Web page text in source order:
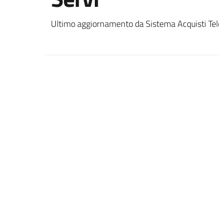
Ultimo aggiornamento da Sistema Acquisti